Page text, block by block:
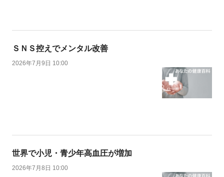
ＳＮＳ控えでメンタル改善
2026年7月9日 10:00
世界で小児・青少年高血圧が増加
2026年7月8日 10:00